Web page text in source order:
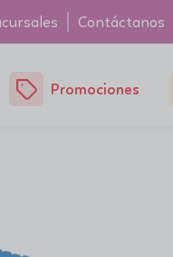
Contáctanos
Promociones